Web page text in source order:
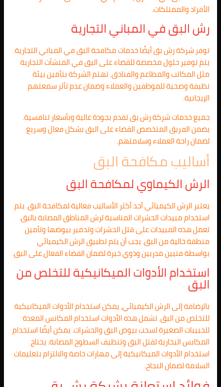
الأفراد والممتلكات.
رش البق في المباني التجارية
توفر شركة رش بق أيضًا خدمات مكافحة البق في المباني التجارية.
يتم توفير حلول مخصصة للقضاء على البق في المنشآت التجارية
مثل المكاتب والمطاعم والفنادق. تهتم الشركة بتأمين بيئة
نظيفة وصحية للموظفين والعملاء وضمان عدم تأثر سمعتهم
الإيجابية.
جميع خدمات شركة رش بق تقدم بجودة عالية وبأسعار تنافسية.
يضمن الفريق المتخصص القضاء على البق بشكل فعال وسريع
لضمان راحة العملاء وسلامتهم.
أساليب مكافحة البق
الرش الكيماوي لمكافحة البق
يعتبر الرش الكيميائي أحد أكثر الأساليب فعالية لمكافحة البق. يتم
استخدام مبيدات الحشرات المناسبة لرش المناطق المصابة بالبق.
تعمل هذه المبيدات على قتل الحشرات وتدمير بيوضها وتأمين
منطقة خالية من البق. يجب أن يتم تطبيق الرش الكيميائي
بواسطة فنيين مدربين وذوي خبرة لضمان القضاء الفعال على البق.
استخدام الأدوات الميكانيكية للتخلص من
البق
بالإضافة إلى الرش الكيميائي، يمكن استخدام الأدوات الميكانيكية
للتخلص من البق. تشمل هذه الأدوات استخدام المكانس المعدة
للحبيبات الصغيرة لسحب بيوض البق والحشرات. يمكن أيضًا استخدام
المكابس البخارية لقتل البق وتنظيف السطوح المصابة. يحتاج
استخدام الأدوات الميكانيكية إلى مهارات خاصة والالتزام بتعليمات
السلامة لضمان النجاح.